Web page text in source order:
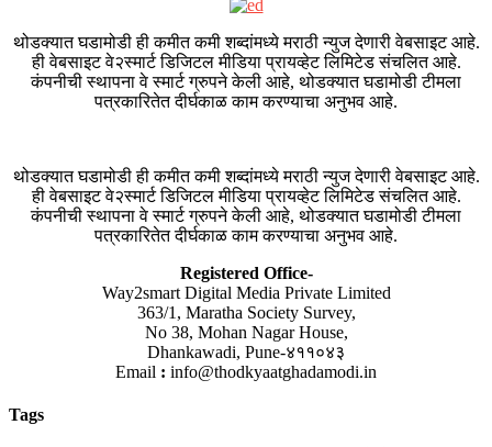
थोडक्यात घडामोडी ही कमीत कमी शब्दांमध्ये मराठी न्युज देणारी वेबसाइट आहे.
ही वेबसाइट वे२स्मार्ट डिजिटल मीडिया प्रायव्हेट लिमिटेड संचलित आहे.
कंपनीची स्थापना वे स्मार्ट ग्रुपने केली आहे, थोडक्यात घडामोडी टीमला
पत्रकारितेत दीर्घकाळ काम करण्याचा अनुभव आहे.
थोडक्यात घडामोडी ही कमीत कमी शब्दांमध्ये मराठी न्युज देणारी वेबसाइट आहे.
ही वेबसाइट वे२स्मार्ट डिजिटल मीडिया प्रायव्हेट लिमिटेड संचलित आहे.
कंपनीची स्थापना वे स्मार्ट ग्रुपने केली आहे, थोडक्यात घडामोडी टीमला
पत्रकारितेत दीर्घकाळ काम करण्याचा अनुभव आहे.
Registered Office-
Way2smart Digital Media Private Limited
363/1, Maratha Society Survey,
No 38, Mohan Nagar House,
Dhankawadi, Pune-४११०४३
Email : info@thodkyaatghadamodi.in
Tags